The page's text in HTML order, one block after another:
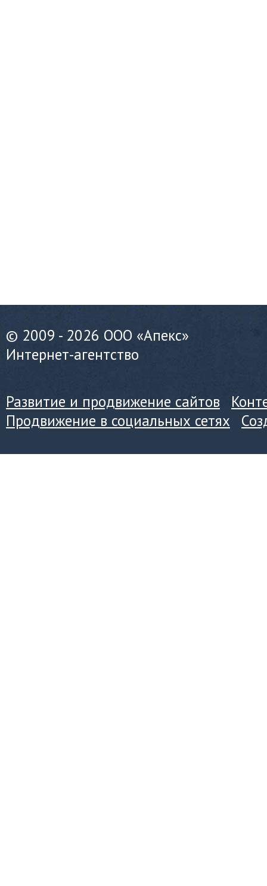
© 2009 - 2026 ООО «Апекс»
Интернет-агентство
Развитие и продвижение сайтов
Продвижение в социальных сетях